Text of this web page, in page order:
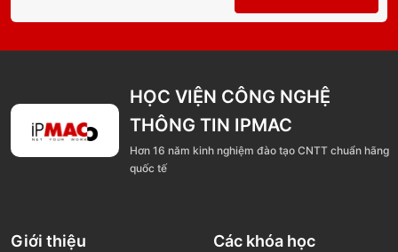
HỌC VIỆN CÔNG NGHỆ
THÔNG TIN IPMAC
Hơn 16 năm kinh nghiệm đào tạo CNTT chuẩn hãng
quốc tế
Giới thiệu Các khóa học